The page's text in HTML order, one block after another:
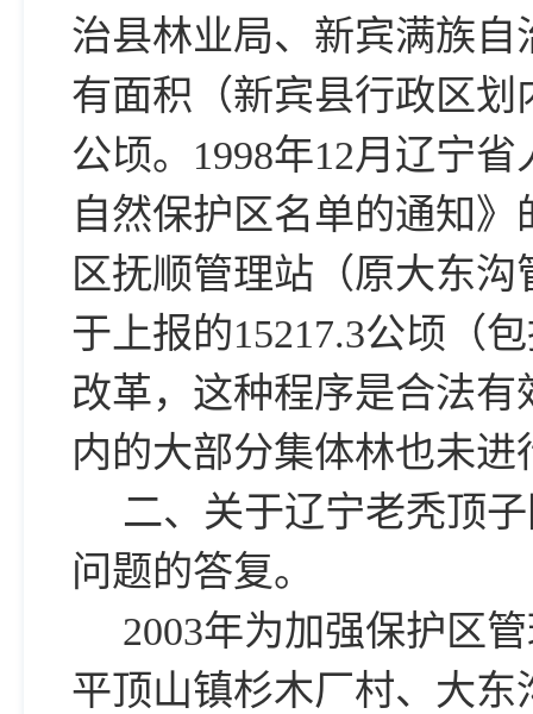
治县林业局、新宾满族
有面积（新宾县行政区划
公顷。1998年12月辽宁
自然保护区名单的通知
区抚顺管理站（原大东
于上报的15217.3公顷（
改革，这种程序是合法
内的大部分集体林也未进
二、关于辽宁老秃顶
问题的答复。
2003年为加强保护区
平顶山镇杉木厂村、大